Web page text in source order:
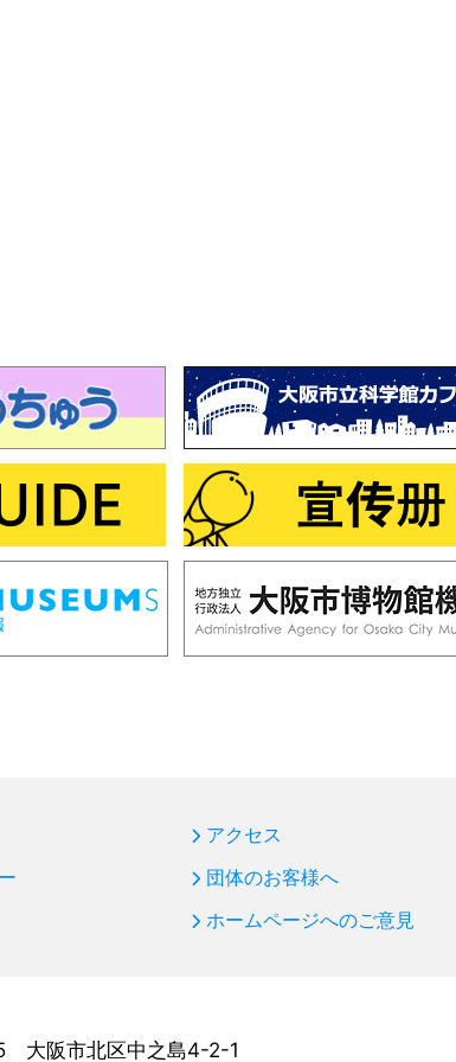
アクセス
団体のお客様へ
ホームページへのご意見
大阪市北区中之島4-2-1